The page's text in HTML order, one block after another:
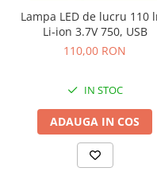
Pantaloni
Protecţie ignifugă
Accesorii rezistente la
Jachete
Pantaloni
Salopete cu pieptar
Lampa LED de lucru 110
Li-ion 3.7V 750, USB
110,00 RON
IN STOC
ADAUGA IN COS